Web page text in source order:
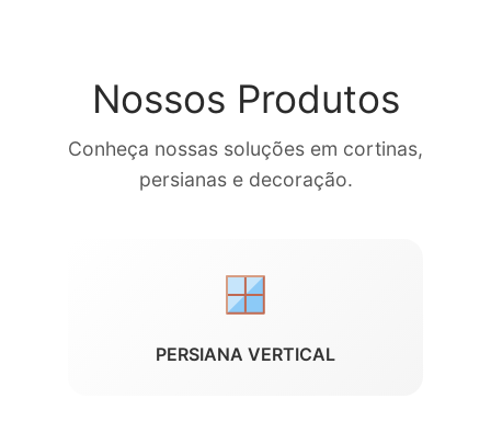
Nossos Produtos
Conheça nossas soluções em cortinas,
persianas e decoração.
PERSIANA VERTICAL